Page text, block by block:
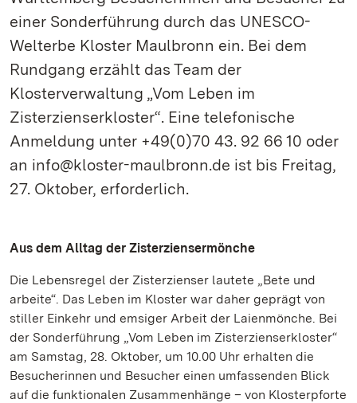
einer Sonderführung durch das UNESCO-
Welterbe Kloster Maulbronn ein. Bei dem
Rundgang erzählt das Team der
Klosterverwaltung „Vom Leben im
Zisterzienserkloster“. Eine telefonische
Anmeldung unter +49(0)70 43. 92 66 10 oder
an info@kloster-maulbronn.de ist bis Freitag,
27. Oktober, erforderlich.
Aus dem Alltag der Zisterziensermönche
Die Lebensregel der Zisterzienser lautete „Bete und
arbeite“. Das Leben im Kloster war daher geprägt von
stiller Einkehr und emsiger Arbeit der Laienmönche. Bei
der Sonderführung „Vom Leben im Zisterzienserkloster“
am Samstag, 28. Oktober, um 10.00 Uhr erhalten die
Besucherinnen und Besucher einen umfassenden Blick
auf die funktionalen Zusammenhänge – von Klosterpforte